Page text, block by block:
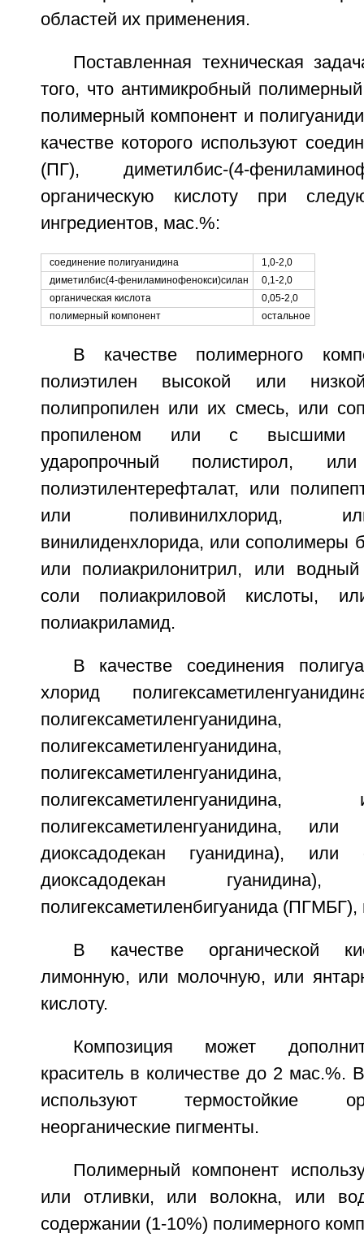
областей их применения.
Поставленная техническая
того, что антимикробный
полимерный компонент и
качестве которого используют
(ПГ), диметилбис-(4-
органическую кислоту при
ингредиентов, мас.%:
соединение полигуанидина
1,0-2,0
диметилбис(4-фениламинофенокси)силан
0,1-2,0
органическая кислота
0,05-2,0
полимерный компонент
остальное
В качестве полимерного
полиэтилен высокой или
полипропилен или их смесь, или
пропиленом или с высшими
ударопрочный полистирол,
полиэтилентерефталат, или
или поливинилхлорид,
винилиденхлорида, или сополимеры
или полиакрилонитрил, или водный
соли полиакриловой кислоты,
полиакриламид.
В качестве соединения
хлорид
полигексаметиленгуанидина,
диоксадодекан гуанидина),
диоксадодекан
полигексаметиленбигуанида
В качестве органической
лимонную, или молочную, или
кислоту.
Композиция может
краситель в количестве до 2 мас.%.
используют термостойкие
неорганические пигменты.
Полимерный компонент
или отливки, или волокна, или
содержании (1-10%) полимерного